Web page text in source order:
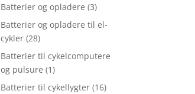
Batterier og opladere (3)
Batterier og opladere til el-
cykler (28)
Batterier til cykelcomputere
og pulsure (1)
Batterier til cykellygter (16)